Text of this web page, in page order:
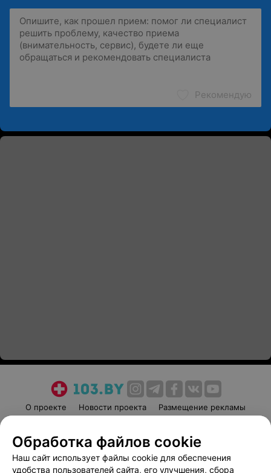
Рекомендую
О проекте Новости проекта
Размещение рекламы
Пользовательское соглашение
Способы оплаты
Вакансии
Партнеры
Обработка файлов cookie
Наш сайт использует файлы cookie для обеспечения
удобства пользователей сайта, его улучшения, сбора